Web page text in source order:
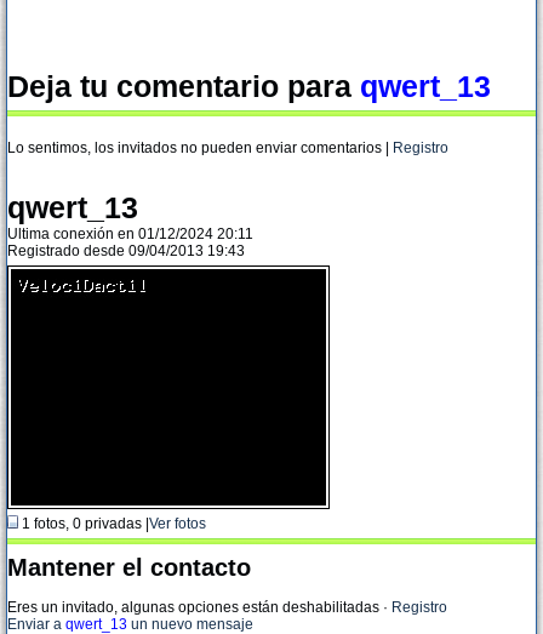
Deja tu comentario para qwert_13
Lo sentimos, los invitados no pueden enviar comentarios | Registro
qwert_13
Ultima conexión en 01/12/2024 20:11
Registrado desde 09/04/2013 19:43
1 fotos, 0 privadas | Ver fotos
Mantener el contacto
Eres un invitado, algunas opciones están deshabilitadas · Registro
Enviar a qwert_13 un nuevo mensaje